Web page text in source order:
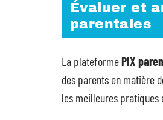
Évaluer et
parentales
La plateformePIX
des parents en matière
les meilleures pratiques